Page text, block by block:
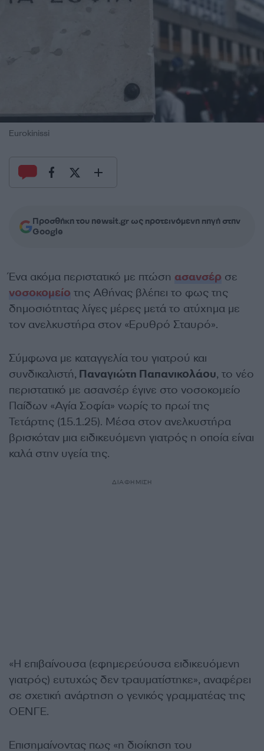
Eurokinissi
Προσθήκη του newsit.gr ως προτεινόμενη πηγή στην
Google
Ένα ακόμα περιστατικό με πτώση ασανσέρ σε
νοσοκομείο της Αθήνας βλέπει το φως της
δημοσιότητας λίγες μέρες μετά το ατύχημα με
τον ανελκυστήρα στον «Ερυθρό Σταυρό».
Σύμφωνα με καταγγελία του γιατρού και
συνδικαλιστή, Παναγιώτη Παπανικολάου, το νέο
περιστατικό με ασανσέρ έγινε στο νοσοκομείο
Παίδων «Αγία Σοφία» νωρίς το πρωί της
Τετάρτης (15.1.25). Μέσα στον ανελκυστήρα
βρισκόταν μια ειδικευόμενη γιατρός η οποία είναι
καλά στην υγεία της.
ΔΙΑΦΗΜΙΣΗ
«Η επιβαίνουσα (εφημερεύουσα ειδικευόμενη
γιατρός) ευτυχώς δεν τραυματίστηκε», αναφέρει
σε σχετική ανάρτηση ο γενικός γραμματέας της
ΟΕΝΓΕ.
Επισημαίνοντας πως «η διοίκηση του